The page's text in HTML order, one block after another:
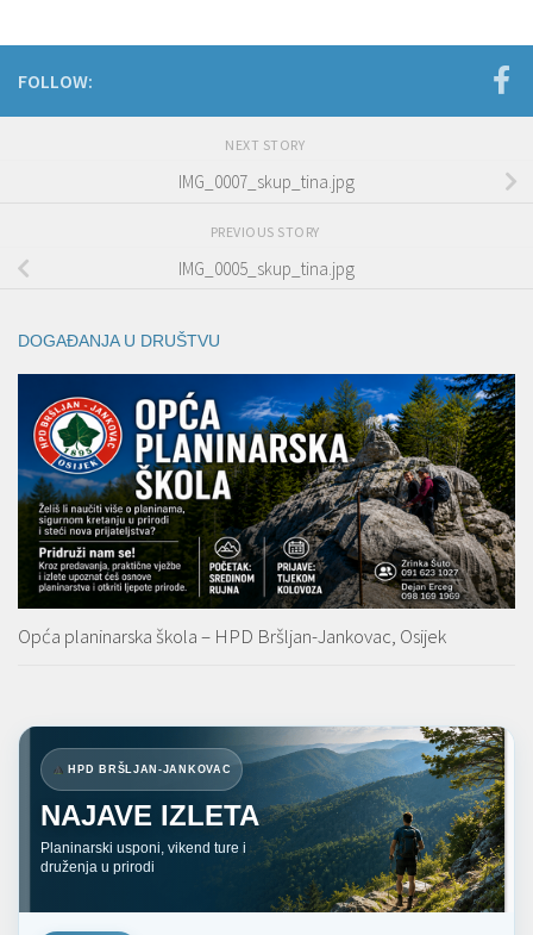
FOLLOW:
NEXT STORY
IMG_0007_skup_tina.jpg
PREVIOUS STORY
IMG_0005_skup_tina.jpg
DOGAĐANJA U DRUŠTVU
Opća planinarska škola – HPD Bršljan-Jankovac, Osijek
HPD BRŠLJAN-JANKOVAC
NAJAVE IZLETA
Planinarski usponi, vikend ture i
druženja u prirodi